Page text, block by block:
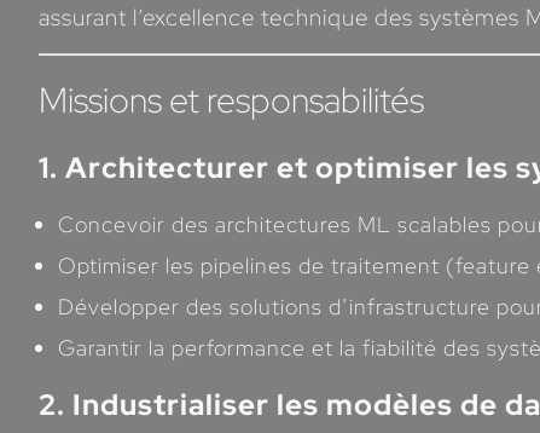
assurant l’excellence technique des systèmes
Missions et responsabilités
1. Architecturer et optimiser les
Concevoir des architectures ML scalables
Optimiser les pipelines de traitement
Développer des solutions d’infrastructure
Garantir la performance et la fiabilité des
2. Industrialiser les modèles de